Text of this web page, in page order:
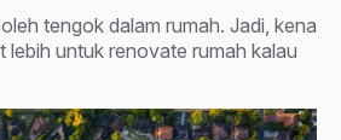
tengok dalam rumah. Jadi, kena
lebih untuk renovate rumah kalau